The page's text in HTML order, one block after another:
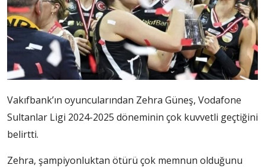
Vakıfbank’ın oyuncularından Zehra Güneş, Vodafone
Sultanlar Ligi 2024-2025 döneminin çok kuvvetli geçtiğini
belirtti.
Zehra, şampiyonluktan ötürü çok memnun olduğunu